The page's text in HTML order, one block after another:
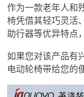
作为一款老年人和
椅凭借其轻巧灵活
助行器等优异特点
如果您对该产品有
电动轮椅带给您的